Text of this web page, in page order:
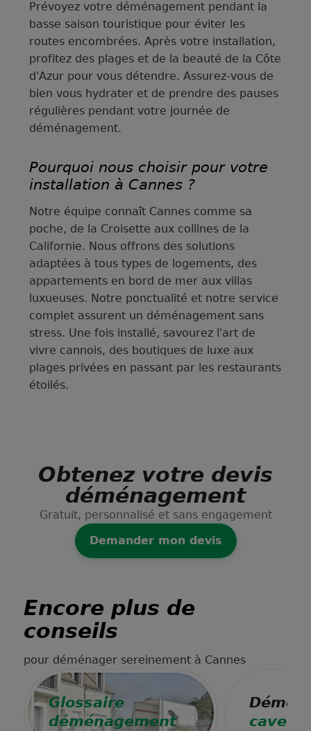
Prévoyez votre déménagement pendant la
basse saison touristique pour éviter les
routes encombrées. Après votre installation,
profitez des plages et de la beauté de la Côte
d'Azur pour vous détendre. Assurez-vous de
bien vous hydrater et de prendre des pauses
régulières pendant votre journée de
déménagement.
Pourquoi nous choisir pour votre
installation à Cannes ?
Notre équipe connaît Cannes comme sa
poche, de la Croisette aux collines de la
Californie. Nous offrons des solutions
adaptées à tous types de logements, des
appartements en bord de mer aux villas
luxueuses. Notre ponctualité et notre service
complet assurent un déménagement sans
stress. Une fois installé, savourez l'art de
vivre cannois, des boutiques de luxe aux
plages privées en passant par les restaurants
étoilés.
Obtenez votre devis
déménagement
Gratuit, personnalisé et sans engagement
Demander mon devis
Encore plus de
conseils
pour déménager sereinement à Cannes
Glossaire
déménagement
cave à